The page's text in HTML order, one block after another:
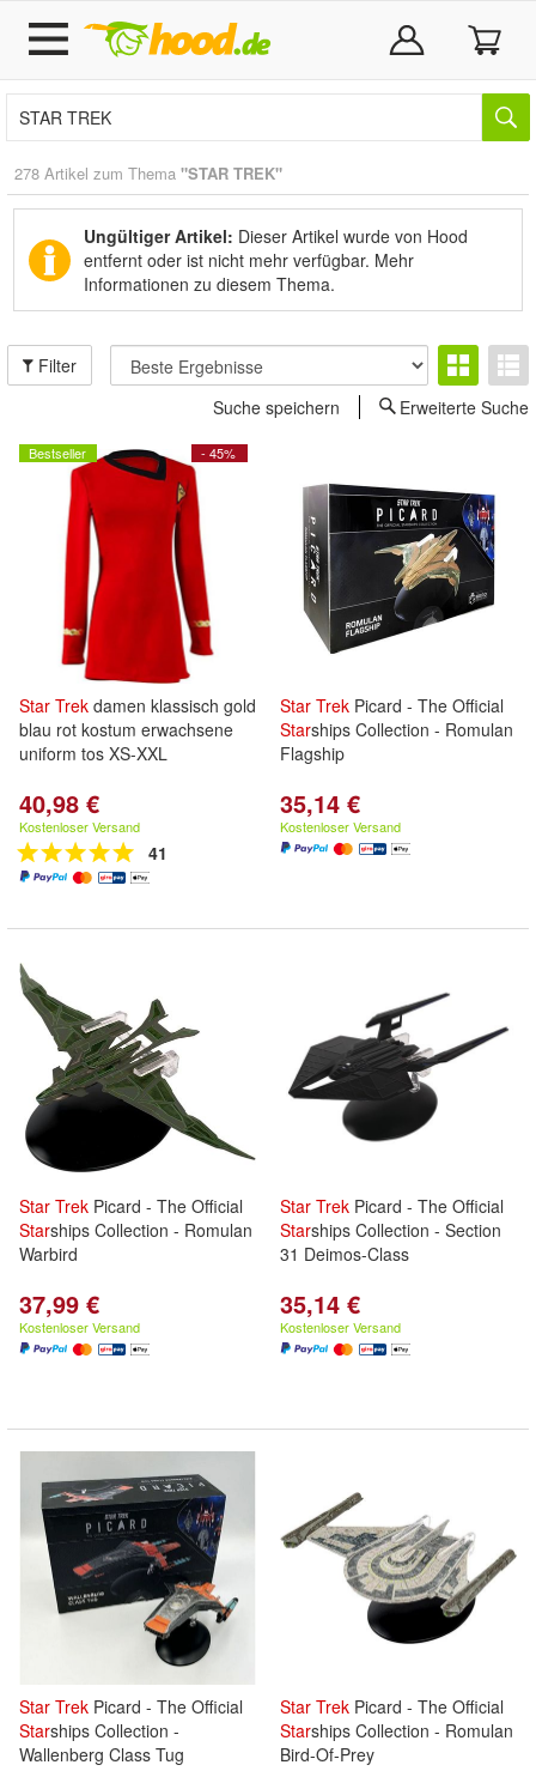
278 Artikel zum Thema "STAR TREK"
Ungültiger Artikel: Dieser Artikel wurde von Hood
entfernt oder ist nicht mehr verfügbar. Mehr
Informationen zu diesem Thema.
Filter
Suche speichern
Erweiterte Suche
- 45%
Bestseller
Star Trek damen klassisch gold
blau rot kostum erwachsene
uniform tos XS-XXL
40,98 €
Kostenloser Versand
41
Star Trek Picard - The Official
Starships Collection - Romulan
Flagship
35,14 €
Kostenloser Versand
Star Trek Picard - The Official
Starships Collection - Romulan
Warbird
37,99 €
Kostenloser Versand
Star Trek Picard - The Official
Starships Collection - Section
31 Deimos-Class
35,14 €
Kostenloser Versand
Star Trek Picard - The Official
Starships Collection -
Wallenberg Class Tug
Star Trek Picard - The Official
Starships Collection - Romulan
Bird-Of-Prey